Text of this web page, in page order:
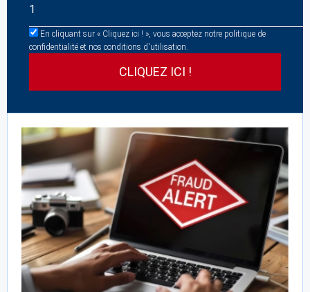
En cliquant sur « Cliquez ici ! », vous acceptez notre politique de
confidentialité et nos conditions d'utilisation.